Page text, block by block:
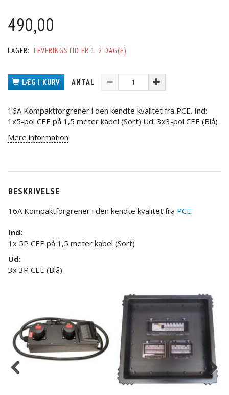
490,00
LAGER: LEVERINGSTID ER 1-2 DAG(E)
LÆG I KURV ANTAL
16A Kompaktforgrener i den kendte kvalitet fra PCE. Ind:
1x5-pol CEE på 1,5 meter kabel (Sort) Ud: 3x3-pol CEE (Blå)
Mere information
BESKRIVELSE
16A Kompaktforgrener i den kendte kvalitet fra PCE.
Ind:
1x 5P CEE på 1,5 meter kabel (Sort)
Ud:
3x 3P CEE (Blå)